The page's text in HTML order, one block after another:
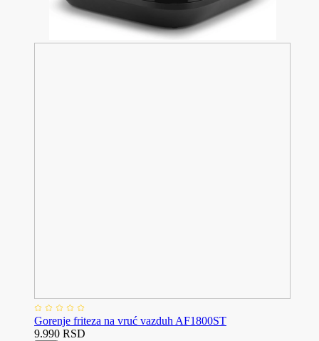
Gorenje friteza na vruć vazduh AF1800ST
9.990 RSD